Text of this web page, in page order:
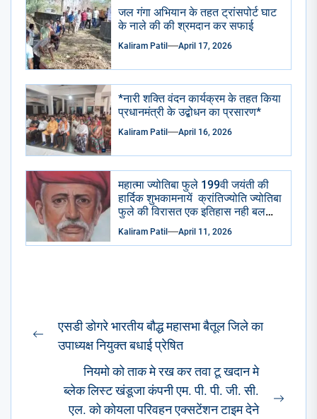
जल गंगा अभियान के तहत ट्रांसपोर्ट घाट
के नाले की की श्रमदान कर सफाई
Kaliram Patil April 17, 2026
*नारी शक्ति वंदन कार्यक्रम के तहत किया
प्रधानमंत्री के उद्बोधन का प्रसारण*
Kaliram Patil April 16, 2026
महात्मा ज्योतिबा फुले 199वी जयंती की
हार्दिक शुभकामनायें क्रांतिज्योति ज्योतिबा
फुले की विरासत एक इतिहास नही बलकि
एक प्रेरणा है – किरण तायडे
Kaliram Patil April 11, 2026
Post
navigation
Previous
एसडी डोगरे भारतीय बौद्ध महासभा बैतूल जिले का
उपाध्यक्ष नियुक्त बधाई प्रेषित
नियमो को ताक मे रख कर तवा टू खदान मे
ब्लेक लिस्ट खंडूजा कंपनी एम. पी. पी. जी. सी.
एल. को कोयला परिवहन एक्सटेंशन टाइम देने